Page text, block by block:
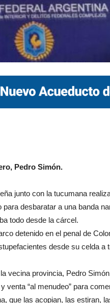
Pedro Simón.
junto con la tucumana
desbaratar a una banda
todo desde la cárcel.
detenido en el penal de
desde su celda a
vecina provincia, Pedro
venta “al menudeo” para
que las acopian, las estiran,